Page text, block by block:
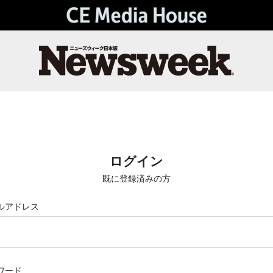
ログイン
既に登録済みの方
アドレス
ード